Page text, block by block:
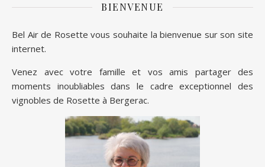
BIENVENUE
Bel Air de Rosette vous souhaite la bienvenue sur son site
internet.
Venez avec votre famille et vos amis partager des
moments inoubliables dans le cadre exceptionnel des
vignobles de Rosette à Bergerac.